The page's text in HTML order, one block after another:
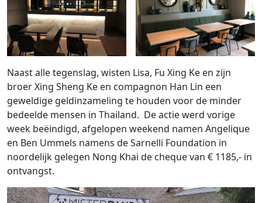
Naast alle tegenslag, wisten Lisa, Fu Xing Ke en zijn
broer Xing Sheng Ke en compagnon Han Lin een
geweldige geldinzameling te houden voor de minder
bedeelde mensen in Thailand. De actie werd vorige
week beëindigd, afgelopen weekend namen Angelique
en Ben Ummels namens de Sarnelli Foundation in
noordelijk gelegen Nong Khai de cheque van € 1185,- in
ontvangst.